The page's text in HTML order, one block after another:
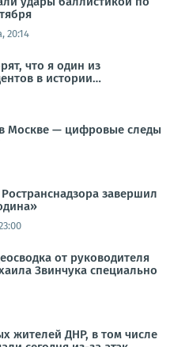
20:14
что я один из
в истории…
Москве — цифровые следы
завершил
от руководителя
Звинчука специально
жителей ДНР, в том числе